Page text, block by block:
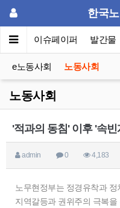
한국
포럼 이슈페이퍼 발간물
e노동사회 노동사회
노동사회
'적과의 동침' 이후 '속
admin 0 4,183
노무현정부는 정경유착과
지역갈등과 권위주의 극복